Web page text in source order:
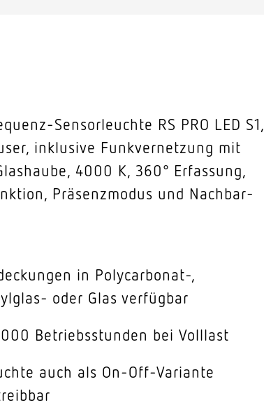
Sensorleuchte RS PRO LED S1,
inklusive Funkvernetzung mit
4000 K, 360° Erfassung,
Präsenzmodus und Nachbar-
in Polycarbonat-,
oder Glas verfügbar
Betriebsstunden bei Volllast
auch als On-Off-Variante